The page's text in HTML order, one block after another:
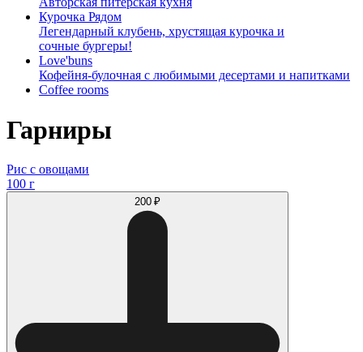
Курочка Рядом
Легендарный клубень, хрустящая курочка и
сочные бургеры!
Love'buns
Кофейня-булочная с любимыми десертами и напитками
Coffee rooms
Гарниры
Рис с овощами
100 г
200 ₽